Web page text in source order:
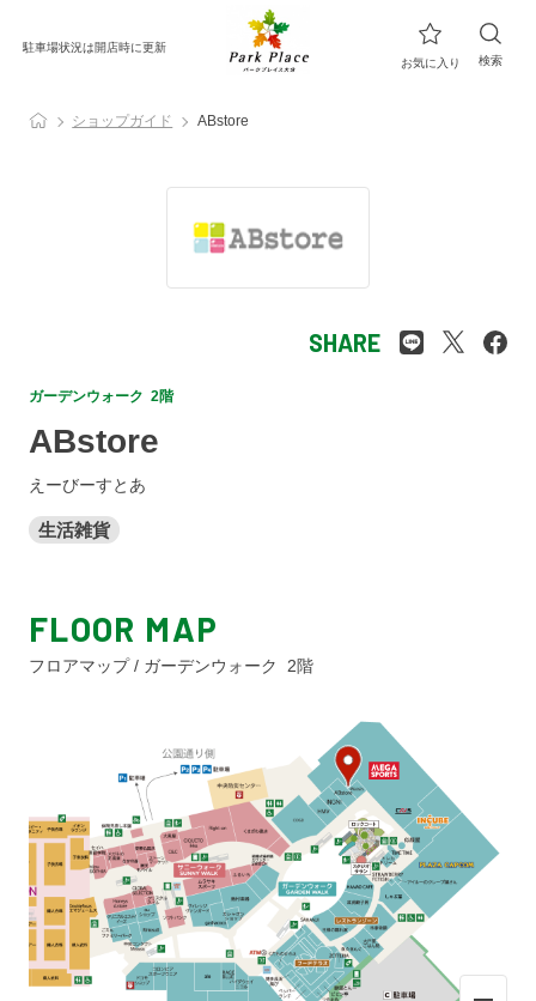
駐車場状況は開店時に更新
お気に入り
検索
ショップガイド ABstore
SHARE
ガーデンウォーク 2階
ABstore
えーびーすとあ
生活雑貨
FLOOR MAP
フロアマップ / ガーデンウォーク 2階